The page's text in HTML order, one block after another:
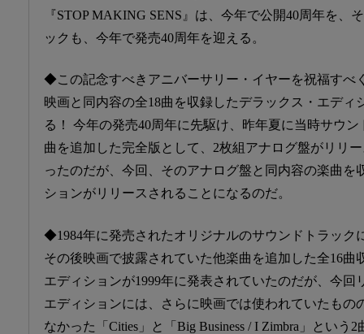
『STOP MAKING SENS』は、今年で公開40周年を、
ックも、今年で発売40周年を迎える。
◆この記念すべきアニバーサリー・イヤーを祝福すべ
映画と同内容の全18曲を収録したデラックス・エディ
る！ 今年の発売40周年に先駆け、昨年夏に当時サウ
曲を追加した完全版として、2枚組アナログ盤がリリ
ったのだが、今回、そのアナログ盤と同内容の楽曲を
ションがリリースされることになるのだ。
◆1984年に発売されたオリジナルのサウンドトラック
その後映画で披露されていた他楽曲を追加した全16曲
エディションが1999年に発表されていたのだが、今回
エディションには、さらに映画では使われていたもの
なかった「Cities」と「Big Business / I Zimbra」という